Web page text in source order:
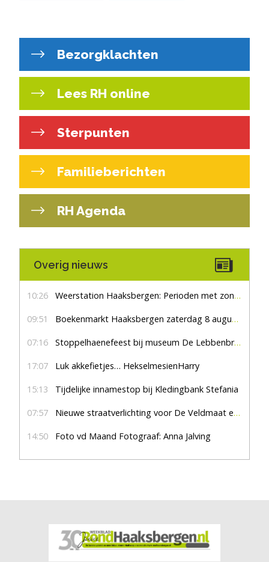
Bezorgklachten
Lees RH online
Sterpunten
Familieberichten
RH Agenda
Overig nieuws
10:26 Weerstation Haaksbergen: Perioden met zon en droog
09:51 Boekenmarkt Haaksbergen zaterdag 8 augustus, marktplein Haaksbergen
07:16 Stoppelhaenefeest bij museum De Lebbenbrugge
17:07 Luk akkefietjes… HekselmesienHarry
15:13 Tijdelijke innamestop bij Kledingbank Stefania
07:57 Nieuwe straatverlichting voor De Veldmaat en De Pas
14:50 Foto vd Maand Fotograaf: Anna Jalving